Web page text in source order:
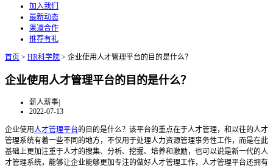
加入我们
最新动态
渠道合作
推荐有礼
首页 > HR科学院 > 企业使用人才管理平台的目的是什么？
企业使用人才管理平台的目的是什么？
薪人薪事|
2022-07-13
企业使用人才管理平台的目的是什么？该平台的重点在于人才管理，和以往的人才
管理系统有着一些不同的地方，不仅用于处理人力资源管理事务性工作，而是在此
基础上更加注重于人才的搜集、分析、挖掘、培养和激励，也可以说是新一代的人
才管理系统，能够让企业能够更加专注的做好人才管理工作，人才管理平台还拥有